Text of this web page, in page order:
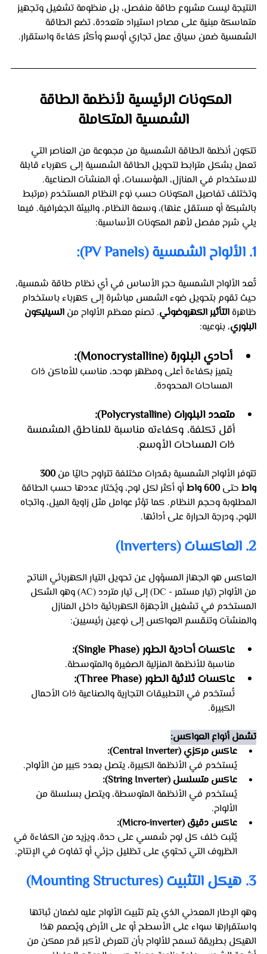
النتيجة ليست مشروع طاقة منفصل، بل منظومة تشغيل وتجهيز
متماسكة مبنية على مصادر استيراد متعددة، تضع الطاقة
الشمسية ضمن سياق عمل تجاري أوسع وأكثر كفاءة واستقرار.
المكونات الرئيسية لأنظمة الطاقة
الشمسية المتكاملة
تتكون أنظمة الطاقة الشمسية من مجموعة من العناصر التي
تعمل بشكل مترابط لتحويل الطاقة الشمسية إلى كهرباء قابلة
للاستخدام في المنازل، المؤسسات، أو المنشآت الصناعية.
وتختلف تفاصيل المكونات حسب نوع النظام المستخدم (مرتبط
بالشبكة أو مستقل عنها)، وسعة النظام، والبيئة الجغرافية. فيما
يلي شرح مفصل لأهم المكونات الأساسية:
1. الألواح الشمسية (PV Panels):
تُعد الألواح الشمسية حجر الأساس في أي نظام طاقة شمسية،
حيث تقوم بتحويل ضوء الشمس مباشرة إلى كهرباء باستخدام
ظاهرة التأثير الكهروضوئي. تصنع معظم الألواح من السيليكون
البلوري، بنوعيه:
أحادي البلورة (Monocrystalline):
يتميز بكفاءة أعلى ومظهر موحد، مناسب للأماكن ذات
المساحات المحدودة.
متعدد البلورات (Polycrystalline):
أقل تكلفة، وكفاءته مناسبة للمناطق المشمسة
ذات المساحات الأوسع.
تتوفر الألواح الشمسية بقدرات مختلفة تتراوح حاليًا من
واط حتى 600 واط
أو أكثر لكل لوح، ويُختار عددها حسب الطاقة
المطلوبة وحجم النظام. كما تؤثر عوامل مثل زاوية الميل، واتجاه
اللوح، ودرجة الحرارة على أدائها.
2. العاكسات (Inverters)
العاكس هو الجهاز المسؤول عن تحويل التيار الكهربائي الناتج
من الألواح (تيار مستمر - DC) إلى تيار متردد (AC) وهو الشكل
المستخدم في تشغيل الأجهزة الكهربائية داخل المنازل
والمنشآت وتنقسم العواكس إلى نوعين رئيسيين:
عاكسات أحادية الطور (Single Phase):
مناسبة للأنظمة المنزلية الصغيرة والمتوسطة.
عاكسات ثلاثية الطور (Three Phase):
تُستخدم في التطبيقات التجارية والصناعية ذات الأحمال
الكبيرة.
تشمل أنواع العواكس:
عاكس مركزي (Central Inverter):
يُستخدم في الأنظمة الكبيرة، يتصل بعدد كبير من الألواح.
عاكس متسلسل (String Inverter):
يُستخدم في الأنظمة المتوسطة، ويتصل بسلسلة من
الألواح.
عاكس دقيق (Micro-inverter):
يُثبت خلف كل لوح شمسي على حدة، ويزيد من الكفاءة في
الظروف التي تحتوي على تظليل جزئي أو تفاوت في الإنتاج.
3. هيكل التثبيت (Mounting Structures)
وهو الإطار المعدني الذي يتم تثبيت الألواح عليه لضمان ثباتها
واستقرارها سواء على الأسطح أو على الأرض ويُصمم هذا
الهيكل بطريقة تسمح للألواح بأن تتعرض لأكبر قدر ممكن من